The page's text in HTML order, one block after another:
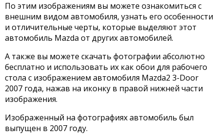
По этим изображениям вы можете ознакомиться с
внешним видом автомобиля, узнать его особенности
и отличительные черты, которые выделяют этот
автомобиль Mazda от других автомобилей.
А также вы можете скачать фотографии абсолютно
бесплатно и использовать их как обои для рабочего
стола с изображением автомобиля Mazda2 3-Door
2007 года, нажав на иконку в правой нижней части
изображения.
Изображенный на фотографиях автомобиль был
выпущен в 2007 году.